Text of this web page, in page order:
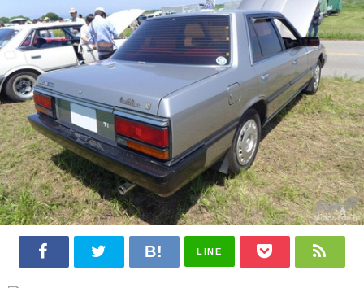
LINE